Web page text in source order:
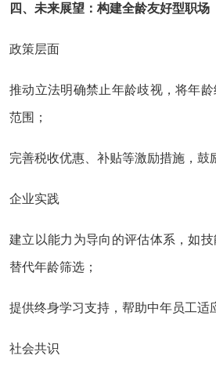
四、未来展望：构建全龄友好型职场
政策层面
推动立法明确禁止年龄歧视，将年
范围；
完善税收优惠、补贴等激励措施，鼓
企业实践
建立以能力为导向的评估体系，如
替代年龄筛选；
提供终身学习支持，帮助中年员工适
社会共识